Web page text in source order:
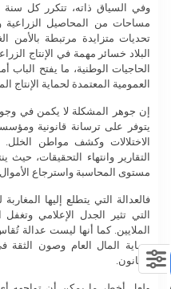
وفي السياق ذاته، تتكرر كل سنة
مساحات من المحاصيل الزراعية
تحديات متزايدة مرتبطة بالأمن
البلاد خسائر مهمة في الإنتاج
الحاجيات الوطنية، ما يفتح
العمومية المعتمدة لحماية الإنتاج
إن جوهر المشكلة لا يكمن في
يتوفر على ترسانة قانونية
الاختلالات وكشف مواطن
التقارير وانتهاء التحقيقات،
مستوى المحاسبة واسترجاع
فالعدالة التي يتطلع إليها
التي تثير الجدل الإعلامي
الملايين. كما أنها ليست عدالة
حماية المال العام وصون
القانون.